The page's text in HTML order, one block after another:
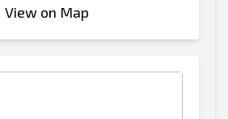
View on Map